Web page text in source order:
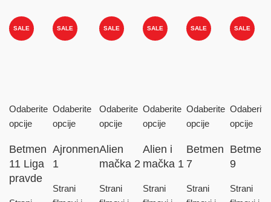
SALE
Odaberite
opcije
Betmen
11 Liga
pravde
SALE
Odaberite
opcije
Ajronmen
1
Strani
SALE
Odaberite
opcije
Alien
mačka 2
Strani
SALE
Odaberite
opcije
Alien i
mačka 1
Strani
SALE
Odaberite
opcije
Betmen
7
Strani
SALE
Odaberite
opcije
Betmen
9
Strani